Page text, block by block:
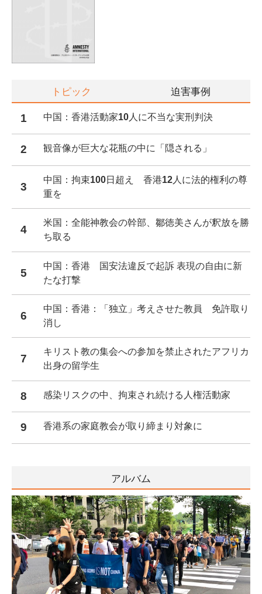
トピック 迫害事例
1 中国：香港活動家10人に不当な実刑判決
2 観音像が巨大な花瓶の中に「隠される」
3
中国：拘束100日超え 香港12人に法的権利の尊
重を
4
米国：全能神教会の幹部、鄒徳美さんが釈放を勝
ち取る
5
中国：香港 国安法違反で起訴 表現の自由に新
たな打撃
6
中国：香港：「独立」考えさせた教員 免許取り
消し
7
キリスト教の集会への参加を禁止されたアフリカ
出身の留学生
8 感染リスクの中、拘束され続ける人権活動家
9 香港系の家庭教会が取り締まり対象に
アルバム